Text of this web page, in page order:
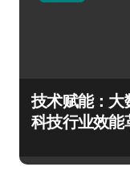
技术赋能：大
科技行业效能